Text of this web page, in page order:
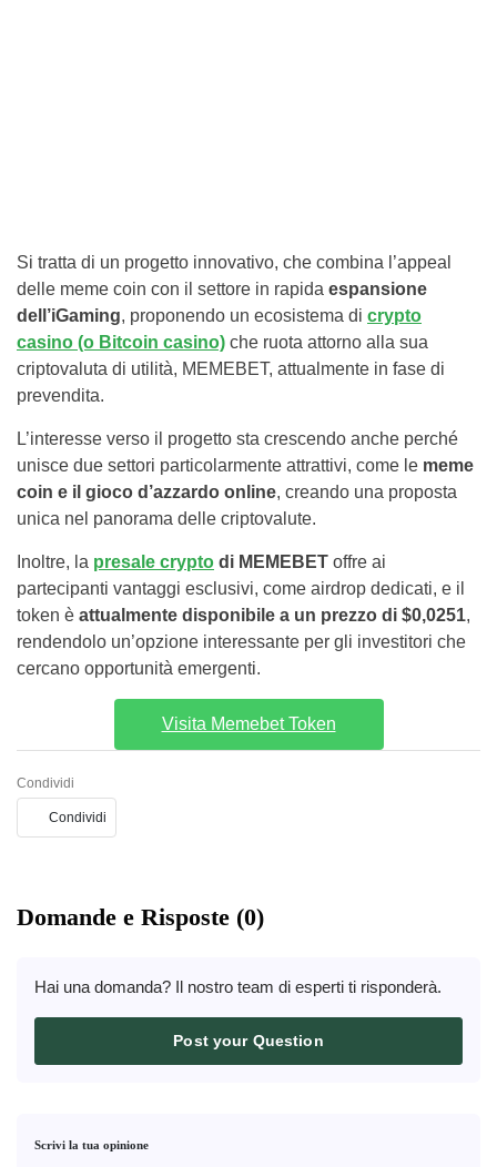
Si tratta di un progetto innovativo, che combina l’appeal
delle meme coin con il settore in rapida espansione
dell’iGaming, proponendo un ecosistema di crypto
casino (o Bitcoin casino) che ruota attorno alla sua
criptovaluta di utilità, MEMEBET, attualmente in fase di
prevendita.
L’interesse verso il progetto sta crescendo anche perché
unisce due settori particolarmente attrattivi, come le meme
coin e il gioco d’azzardo online, creando una proposta
unica nel panorama delle criptovalute.
Inoltre, la presale crypto di MEMEBET offre ai
partecipanti vantaggi esclusivi, come airdrop dedicati, e il
token è attualmente disponibile a un prezzo di $0,0251,
rendendolo un’opzione interessante per gli investitori che
cercano opportunità emergenti.
Visita Memebet Token
Condividi
Condividi
Domande e Risposte (0)
Hai una domanda? Il nostro team di esperti ti risponderà.
Post your Question
Scrivi la tua opinione